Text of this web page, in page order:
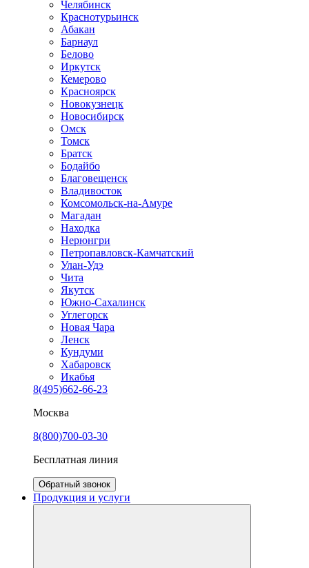
Челябинск
Краснотурьинск
Абакан
Барнаул
Белово
Иркутск
Кемерово
Красноярск
Новокузнецк
Новосибирск
Омск
Томск
Братск
Бодайбо
Благовещенск
Владивосток
Комсомольск-на-Амуре
Магадан
Находка
Нерюнгри
Петропавловск-Камчатский
Улан-Удэ
Чита
Якутск
Южно-Сахалинск
Углегорск
Новая Чара
Ленск
Кундуми
Хабаровск
Икабья
8(495)662-66-23
Москва
8(800)700-03-30
Бесплатная линия
Обратный звонок
Продукция и услуги